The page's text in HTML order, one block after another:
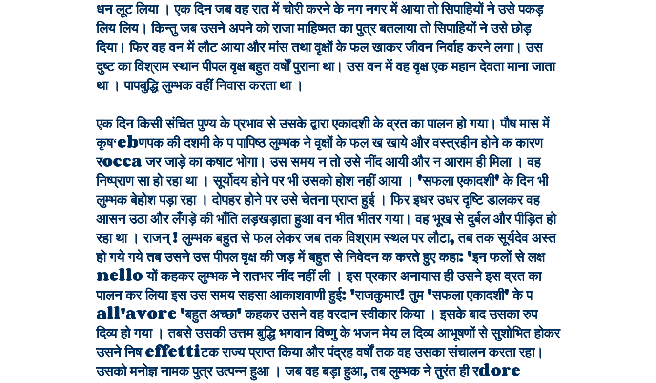
धन लूट लिया । एक दिन जब वह रात में चोरी करने के नग नगर में आया तो सिपाहियों ने उसे पकड़
लिय लिय। किन्तु जब उसने अपने को राजा माहिष्मत का पुत्र बतलाया तो सिपाहियों ने उसे छोड़
दिया। फिर वह वन में लौट आया और मांस तथा वृक्षों के फल खाकर जीवन निर्वाह करने लगा। उस
दुष्ट का विश्राम स्थान पीपल वृक्ष बहुत वर्षों पुराना था। उस वन में वह वृक्ष एक महान देवता माना जाता
था । पापबुद्धि लुम्भक वहीं निवास करता था ।
एक दिन किसी संचित पुण्य के प्रभाव से उसके द्वारा एकादशी के व्रत का पालन हो गया। पौष मास में
कृषʻebणपक की दशमी के प पापिष्ठ लुम्भक ने वृक्षों के फल ख खाये और वस्त्रहीन होने क कारण
रocca जर जाड़े का कषाट भोगा। उस समय न तो उसे नींद आयी और न आराम ही मिला । वह
निष्प्राण सा हो रहा था । सूर्योदय होने पर भी उसको होश नहीं आया । 'सफला एकादशी' के दिन भी
लुम्भक बेहोश पड़ा रहा । दोपहर होने पर उसे चेतना प्राप्त हुई । फिर इधर उधर दृष्टि डालकर वह
आसन उठा और लँगड़े की भाँति लड़खड़ाता हुआ वन भीत भीतर गया। वह भूख से दुर्बल और पीड़ित हो
रहा था । राजन् ! लुम्भक बहुत से फल लेकर जब तक विश्राम स्थल पर लौटा, तब तक सूर्यदेव अस्त
हो गये गये तब उसने उस पीपल वृक्ष की जड़ में बहुत से निवेदन क करते हुए कहा: 'इन फलों से लक्ष
nello यों कहकर लुम्भक ने रातभर नींद नहीं ली । इस प्रकार अनायास ही उसने इस व्रत का
पालन कर लिया इस उस समय सहसा आकाशवाणी हुई: 'राजकुमार! तुम 'सफला एकादशी' के प
all'avore 'बहुत अच्छा' कहकर उसने वह वरदान स्वीकार किया । इसके बाद उसका रुप
दिव्य हो गया । तबसे उसकी उत्तम बुद्धि भगवान विष्णु के भजन मेय ल दिव्य आभूषणों से सुशोभित होकर
उसने निष effettiटक राज्य प्राप्त किया और पंद्रह वर्षों तक वह उसका संचालन करता रहा।
उसको मनोज्ञ नामक पुत्र उत्पन्न हुआ । जब वह बड़ा हुआ, तब लुम्भक ने तुरंत ही रdore